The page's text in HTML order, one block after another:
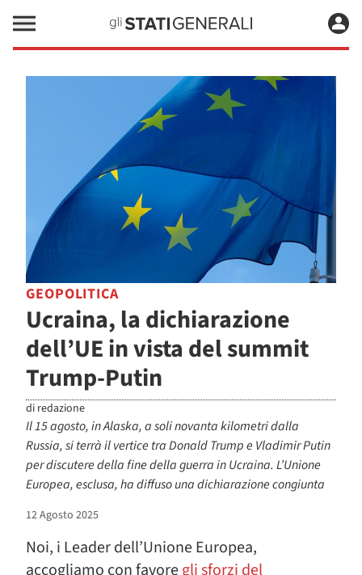
GEOPOLITICA
Ucraina, la dichiarazione
dell’UE in vista del summit
Trump-Putin
di redazione
Il 15 agosto, in Alaska, a soli novanta kilometri dalla
Russia, si terrà il vertice tra Donald Trump e Vladimir Putin
per discutere della fine della guerra in Ucraina. L’Unione
Europea, esclusa, ha diffuso una dichiarazione congiunta
12 Agosto 2025
Noi, i Leader dell’Unione Europea,
accogliamo con favoregli sforzi del